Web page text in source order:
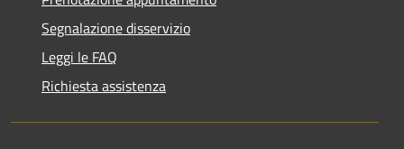
Segnalazione disservizio
Leggi le FAQ
Richiesta assistenza